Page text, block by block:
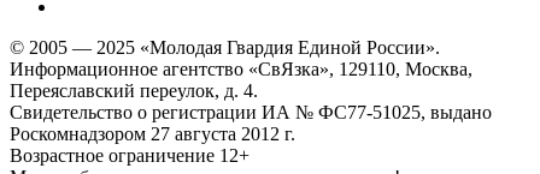
© 2005 — 2025 «Молодая Гвардия Единой России».
Информационное агентство «СвЯзка», 129110, Москва,
Переяславский переулок, д. 4.
Свидетельство о регистрации ИА № ФС77-51025, выдано
Роскомнадзором 27 августа 2012 г.
Возрастное ограничение 12+